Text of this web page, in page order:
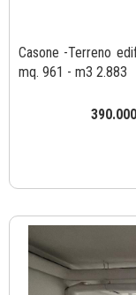
Casone -Terreno
mq. 961 - m3 2.883